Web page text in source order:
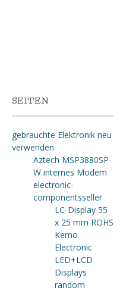
SEITEN
gebrauchte Elektronik neu
verwenden
Aztech MSP3880SP-
W internes Modem
electronic-
componentsseller
LC-Display 55
x 25 mm ROHS
Kemo
Electronic
LED+LCD
Displays
random